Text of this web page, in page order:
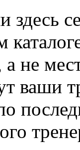
не
ваши